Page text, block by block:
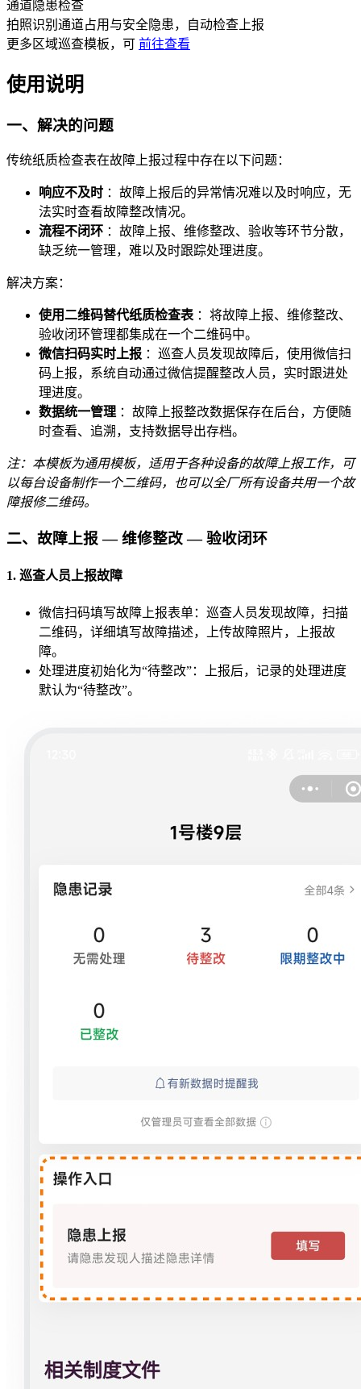
通道隐患检查
拍照识别通道占用与安全隐患，自动检查上报
更多 区域巡查模板，可 前往查看
使用说明
一、解决的问题
传统纸质检查表在故障上报过程中存在以下问题：
响应不及时 ：故障上报后的异常情况难以及时响应，无
法实时查看故障整改情况。
流程不闭环 ：故障上报、维修整改、验收等环节分散，
缺乏统一管理，难以及时跟踪处理进度。
解决方案：
使用二维码替代纸质检查表：将故障上报、维修整改、
验收闭环管理都集成在一个二维码中。
微信扫码实时上报 ：巡查人员发现故障后，使用微信扫
码上报，系统自动通过微信提醒整改人员，实时跟进处
理进度。
数据统一管理 ：故障上报整改数据保存在后台，方便随
时查看、追溯，支持数据导出存档。
注：本模板为通用模板，适用于各种设备的故障上报工作，可
以每台设备制作一个二维码，也可以全厂所有设备共用一个故
障报修二维码。
二、故障上报 — 维修整改 — 验收闭环
1. 巡查人员上报故障
微信扫码填写故障上报表单：巡查人员发现故障，扫描
二维码，详细填写故障描述，上传故障照片，上报故
障。
处理进度初始化为“待整改”：上报后，记录的处理进度
默认为“待整改”。